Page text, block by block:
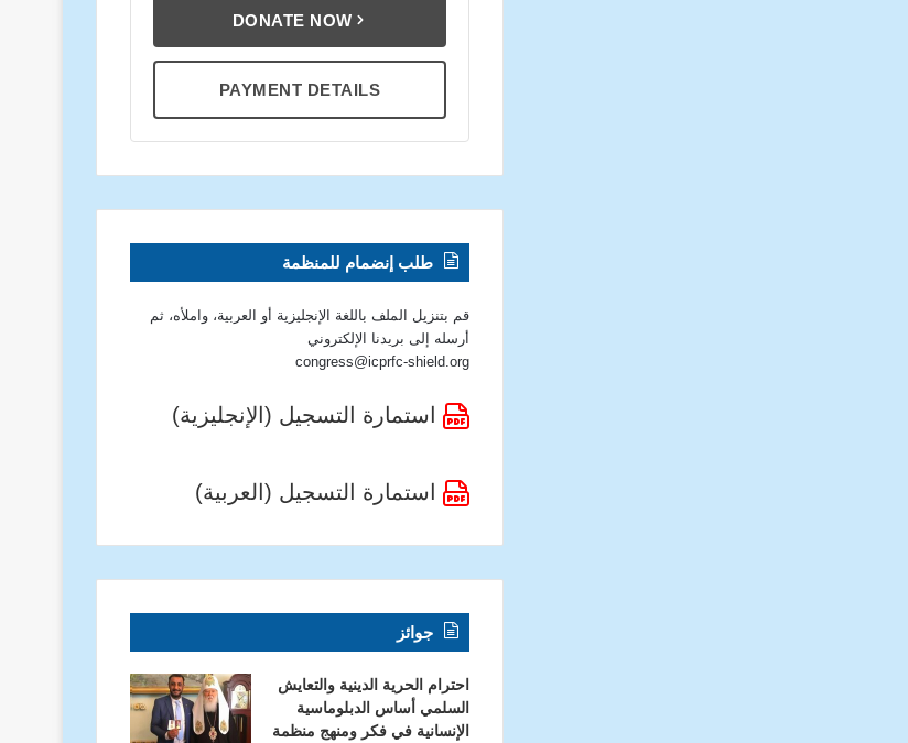
DONATE NOW
PAYMENT DETAILS
طلب إنضمام للمنظمة
قم بتنزيل الملف باللغة الإنجليزية أو العربية، واملأه، ثم
أرسله إلى بريدنا الإلكتروني
congress@icprfc-shield.org
استمارة التسجيل (الإنجليزية)
استمارة التسجيل (العربية)
جوائز
احترام الحرية الدينية والتعايش
السلمي أساس الدبلوماسية
الإنسانية في فكر ومنهج منظمة